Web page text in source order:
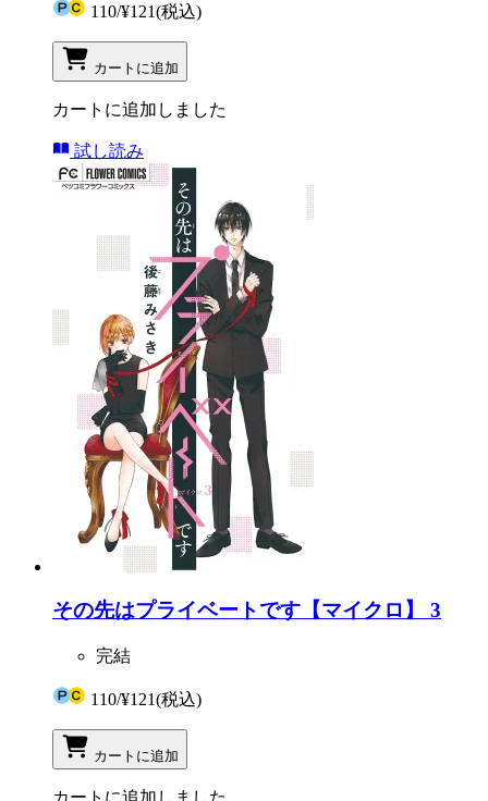
110/¥121(税込)
カートに追加
カートに追加しました
試し読み
その先はプライベートです【マイクロ】 3
完結
110/¥121(税込)
カートに追加
カートに追加しました